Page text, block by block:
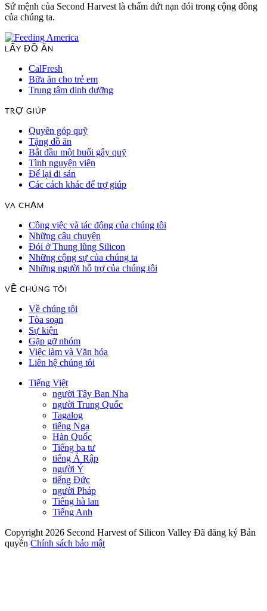
Sứ mệnh của Second Harvest là chấm dứt nạn đói trong cộng đồng
của chúng ta.
LẤY ĐỒ ĂN
CalFresh
Bữa ăn cho trẻ em
Trung tâm dinh dưỡng
TRỢ GIÚP
Quyên góp quỹ
Tặng đồ ăn
Bắt đầu một buổi gây quỹ
Tình nguyện viên
Để lại di sản
Các cách khác để trợ giúp
VA CHẠM
Công việc và tác động của chúng tôi
Những câu chuyện
Đói ở Thung lũng Silicon
Những cộng sự của chúng ta
Những người hỗ trợ của chúng tôi
VỀ CHÚNG TÔI
Về chúng tôi
Tòa soạn
Sự kiện
Gặp gỡ nhóm
Việc làm và Văn hóa
Liên hệ chúng tôi
Tiếng Việt
người Tây Ban Nha
người Trung Quốc
Tagalog
tiếng Nga
Hàn Quốc
Tiếng ba tư
tiếng Ả Rập
người Ý
tiếng Đức
người Pháp
Tiếng hà lan
Tiếng Anh
Copyright 2026 Second Harvest of Silicon Valley Đã đăng ký Bản
quyền Chính sách bảo mật